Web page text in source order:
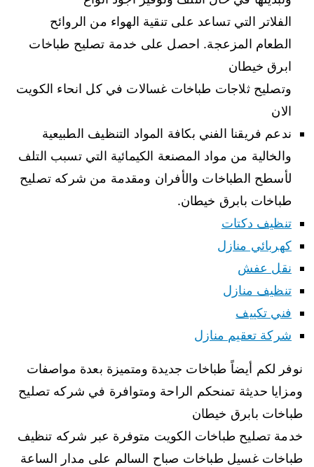
الفلاتر التي تساعد على تنقية الهواء من الروائح
الطعام المزعجة. احصل على خدمة تصليح طباخات
ابرق خيطان
وتصليح ثلاجات طباخات غسالات في كل انحاء الكويت
الان
ندعم فريقنا الفني بكافة المواد التنظيف الطبيعية
والخالية من مواد المصنعة الكيمائية التي تسبب التلف
لأسطح الطباخات والأفران ومقدمة من شركه تصليح
طباخات بابرق خيطان.
تنظيف دكتات
كهربائي منازل
نقل عفش
تنظيف منازل
فني تكييف
شركة تعقيم منازل
نوفر لكم أيضاً طباخات جديدة ومتميزة بعدة مواصفات
ومزايا حديثة تمنحكم الراحة ومتوافرة في شركه تصليح
طباخات بابرق خيطان
خدمة تصليح طباخات الكويت متوفرة عبر شركه تنظيف
طباخات غسيل طباخات صباح السالم على مدار الساعة